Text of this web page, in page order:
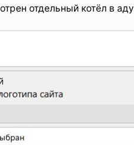
отдельный котёл в аду